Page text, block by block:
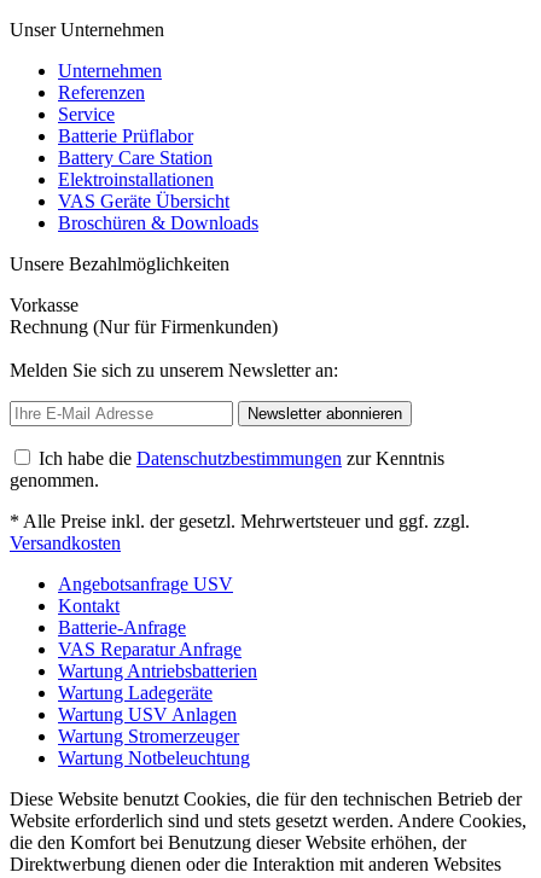
Unser Unternehmen
Unternehmen
Referenzen
Service
Batterie Prüflabor
Battery Care Station
Elektroinstallationen
VAS Geräte Übersicht
Broschüren & Downloads
Unsere Bezahlmöglichkeiten
Vorkasse
Rechnung (Nur für Firmenkunden)
Melden Sie sich zu unserem Newsletter an:
Newsletter abonnieren
Ich habe die Datenschutzbestimmungen zur Kenntnis
genommen.
* Alle Preise inkl. der gesetzl. Mehrwertsteuer und ggf. zzgl.
Versandkosten
Angebotsanfrage USV
Kontakt
Batterie-Anfrage
VAS Reparatur Anfrage
Wartung Antriebsbatterien
Wartung Ladegeräte
Wartung USV Anlagen
Wartung Stromerzeuger
Wartung Notbeleuchtung
Diese Website benutzt Cookies, die für den technischen Betrieb der
Website erforderlich sind und stets gesetzt werden. Andere Cookies,
die den Komfort bei Benutzung dieser Website erhöhen, der
Direktwerbung dienen oder die Interaktion mit anderen Websites